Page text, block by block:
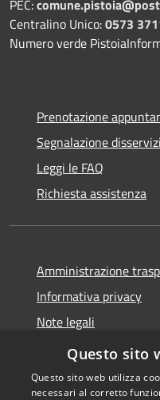
PEC:
Centralino Unico:0573
Numero verde
Prenotazione
Segnalazione
Leggi le FAQ
Richiesta assistenza
Amministrazione
Informativa privacy
Note legali
Dichiarazione di
Questo sito
Questo sito web utilizza
necessari al corretto